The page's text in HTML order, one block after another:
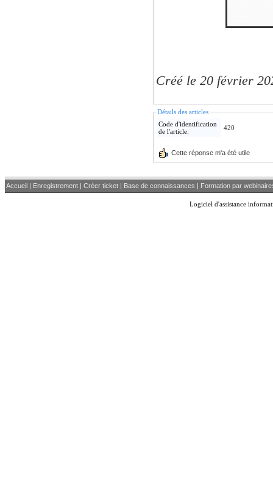
Créé le 20 février
Détails des articles
Code d'identification
de l'article:
420
Cette réponse m'a été utile
Accueil | Enregistrement | Créer ticket | Base de connaissances | Formation par
Logiciel d'assistance